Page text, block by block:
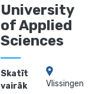
University
of Applied
Sciences
Skatīt
vairāk
Vlissingen